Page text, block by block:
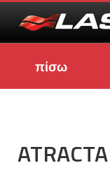
πίσω
ATRACTA